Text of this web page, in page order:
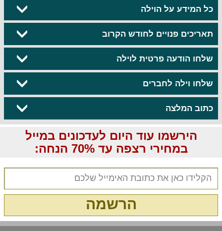
כל המידע על הוילה
תאריכים פנויים לחודש הקרוב
שלחו הודעה פרטית לוילה
שלחו וילה לחברים
כתוב המלצה
הירשמו עוד היום לעדכונים במייל
במחירי רצפה עד 70% הנחה:
הרשמה